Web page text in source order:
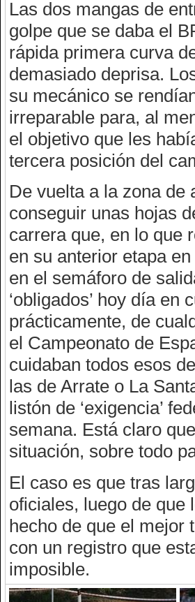
Las dos mangas de
golpe que se daba el
rápida primera curva
demasiado deprisa.
su mecánico se
irreparable para, al
el objetivo que les
tercera posición del
De vuelta a la zona de
conseguir unas hojas
carrera que, en lo que
en su anterior etapa
en el semáforo de
‘obligados’ hoy día
prácticamente, de
el Campeonato de
cuidaban todos esos
las de Arrate o La
listón de ‘exigencia’
semana. Está claro
situación, sobre todo
El caso es que tras
oficiales, luego de que
hecho de que el mejor
con un registro que
imposible.